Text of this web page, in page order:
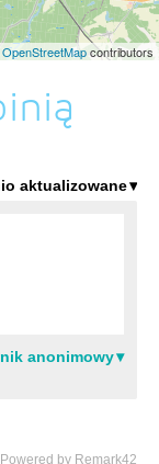
OpenStreetMapcontributors